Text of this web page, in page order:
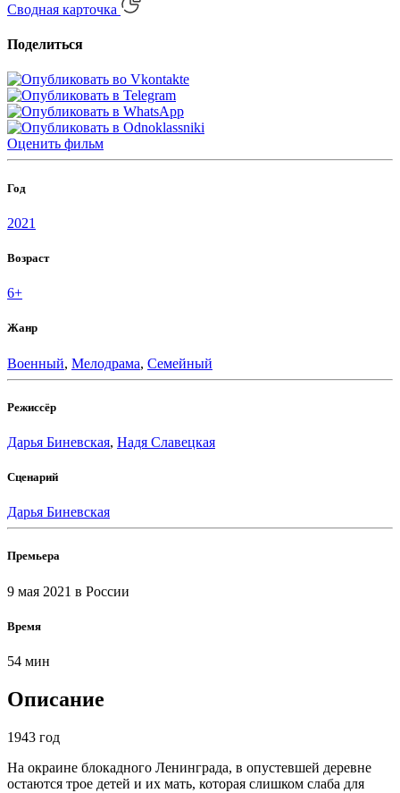
Сводная карточка
Поделиться
Оценить фильм
Год
2021
Возраст
6+
Жанр
Военный, Мелодрама, Семейный
Режиссёр
Дарья Биневская, Надя Славецкая
Сценарий
Дарья Биневская
Премьера
9 мая 2021 в России
Время
54 мин
Описание
1943 год
На окраине блокадного Ленинграда, в опустевшей деревне
остаются трое детей и их мать, которая слишком слаба для